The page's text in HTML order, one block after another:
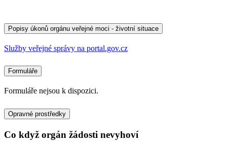
Popisy úkonů orgánu veřejné moci - životní situace
Služby veřejné správy na portal.gov.cz
Formuláře
Formuláře nejsou k dispozici.
Opravné prostředky
Co když orgán žádosti nevyhoví